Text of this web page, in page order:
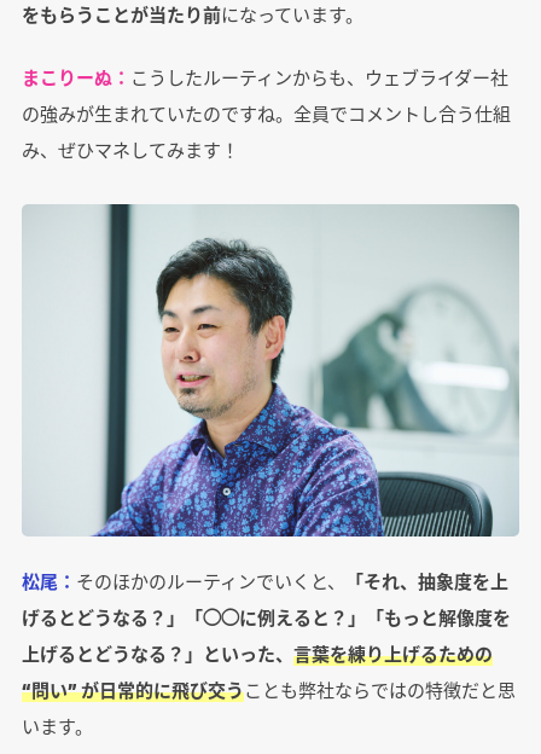
をもらうことが当たり前になっています。
まこりーぬ： こうしたルーティンからも、ウェブライダー社
の強みが生まれていたのですね。全員でコメントし合う仕組
み、ぜひマネしてみます！
松尾： そのほかのルーティンでいくと、
「それ、抽象度を上
げるとどうなる？」「◯◯に例えると？」「もっと解像度を
上げるとどうなる？」といった、 言葉を練り上げるための
“問い” が日常的に飛び交うことも弊社ならではの特徴だと思
います。